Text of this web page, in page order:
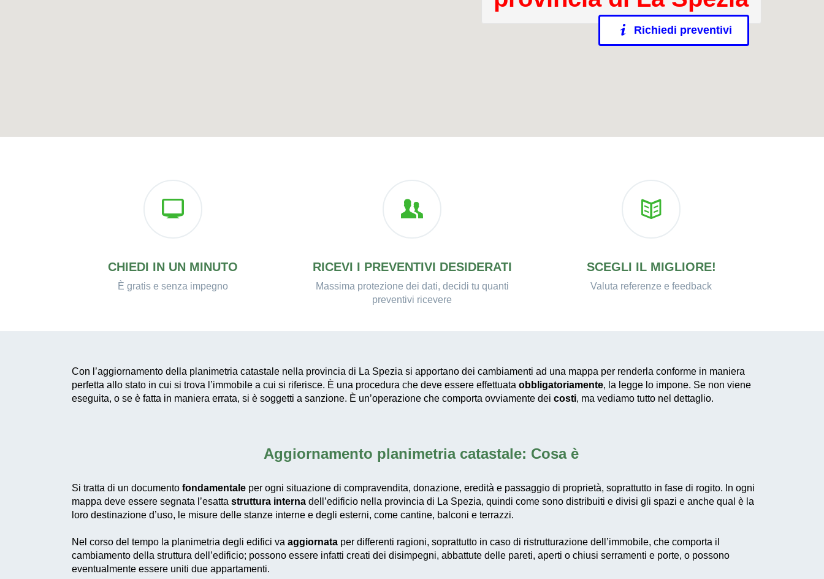
Richiedi preventivi
CHIEDI IN UN MINUTO
È gratis e senza impegno
RICEVI I PREVENTIVI DESIDERATI
Massima protezione dei dati, decidi tu quanti
preventivi ricevere
SCEGLI IL MIGLIORE!
Valuta referenze e feedback
Con l’aggiornamento della planimetria catastale nella provincia di La Spezia si apportano dei cambiamenti ad una mappa per renderla conforme in maniera
perfetta allo stato in cui si trova l’immobile a cui si riferisce. È una procedura che deve essere effettuata obbligatoriamente, la legge lo impone. Se non viene
eseguita, o se è fatta in maniera errata, si è soggetti a sanzione. È un’operazione che comporta ovviamente dei costi, ma vediamo tutto nel dettaglio.
Aggiornamento planimetria catastale: Cosa è
Si tratta di un documento fondamentale per ogni situazione di compravendita, donazione, eredità e passaggio di proprietà, soprattutto in fase di rogito. In ogni
mappa deve essere segnata l’esatta struttura interna dell’edificio nella provincia di La Spezia, quindi come sono distribuiti e divisi gli spazi e anche qual è la
loro destinazione d’uso, le misure delle stanze interne e degli esterni, come cantine, balconi e terrazzi.
Nel corso del tempo la planimetria degli edifici va aggiornata per differenti ragioni, soprattutto in caso di ristrutturazione dell’immobile, che comporta il
cambiamento della struttura dell’edificio; possono essere infatti creati dei disimpegni, abbattute delle pareti, aperti o chiusi serramenti e porte, o possono
eventualmente essere uniti due appartamenti.